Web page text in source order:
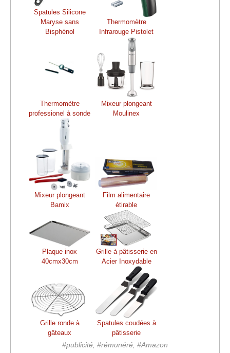
Spatules Silicone
Maryse sans
Bisphénol
Thermomètre
Infrarouge Pistolet
Thermomètre
professionel à sonde
Mixeur plongeant
Moulinex
Mixeur plongeant
Bamix
Film alimentaire
étirable
Plaque inox
40cmx30cm
Grille à pâtisserie en
Acier Inoxydable
Grille ronde à
gâteaux
Spatules coudées à
pâtisserie
#publicité, #rémunéré, #Amazon